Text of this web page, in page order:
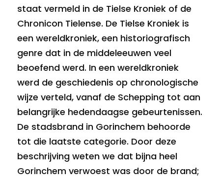
staat vermeld in de Tielse Kroniek of de
Chronicon Tielense. De Tielse Kroniek is
een wereldkroniek, een historiografisch
genre dat in de middeleeuwen veel
beoefend werd. In een wereldkroniek
werd de geschiedenis op chronologische
wijze verteld, vanaf de Schepping tot aan
belangrijke hedendaagse gebeurtenissen.
De stadsbrand in Gorinchem behoorde
tot die laatste categorie. Door deze
beschrijving weten we dat bijna heel
Gorinchem verwoest was door de brand;